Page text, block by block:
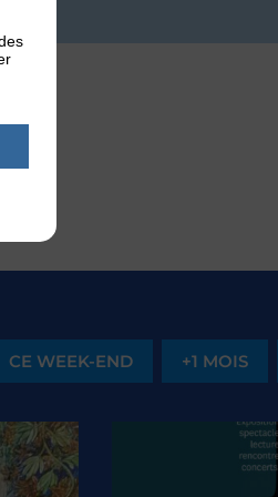
CE WEEK-END +1 MOIS